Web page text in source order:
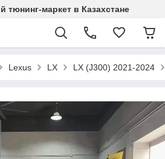
тюнинг-маркет в Казахстане
Lexus LX LX (J300) 2021-2024